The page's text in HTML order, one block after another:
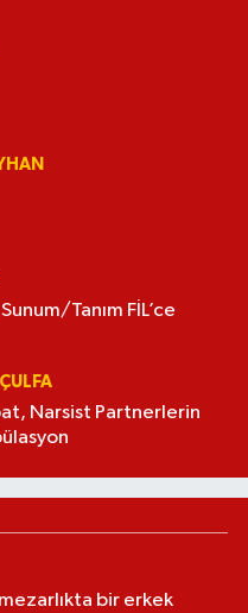
Tanım FİL’ce
Narsist Partnerlerin
bir erkek